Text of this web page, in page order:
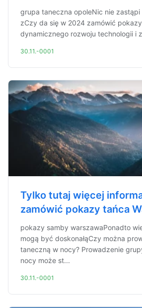
grupa taneczna opoleNic nie zastąpi
zCzy da się w 2024 zamówić
dynamicznego rozwoju technologii i
30.11.-0001
Tylko tutaj więcej
zamówić pokazy tańca
pokazy samby warszawaPonadto
mogą być doskonałąCzy można
taneczną w nocy? Prowadzenie
nocy może st...
30.11.-0001